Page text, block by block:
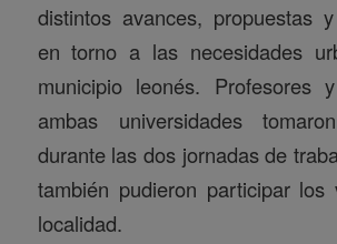
distintos avances, propuestas
en torno a las necesidades
municipio leonés. Profesores
ambas universidades
durante las dos jornadas de
también pudieron participar
localidad.